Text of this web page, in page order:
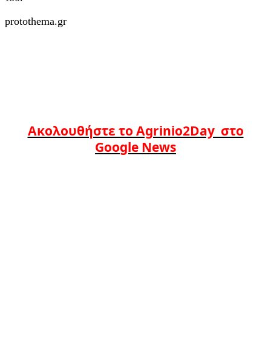
protothema.gr
Ακολουθήστε το Agrinio2Day στο
Google News